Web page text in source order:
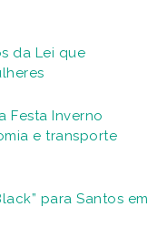
da Lei que
Festa Inverno
e transporte
para Santos em